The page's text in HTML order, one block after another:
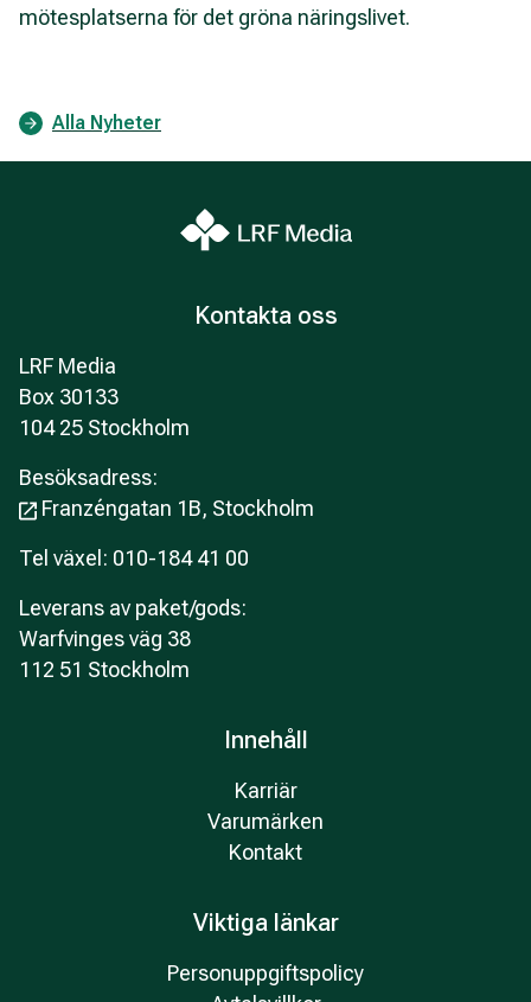
mötesplatserna för det gröna näringslivet.
Alla Nyheter
Kontakta oss
LRF Media
Box 30133
104 25 Stockholm
Besöksadress:
Franzéngatan 1B, Stockholm
Tel växel: 010-184 41 00
Leverans av paket/gods:
Warfvinges väg 38
112 51 Stockholm
Innehåll
Karriär
Varumärken
Kontakt
Viktiga länkar
Personuppgiftspolicy